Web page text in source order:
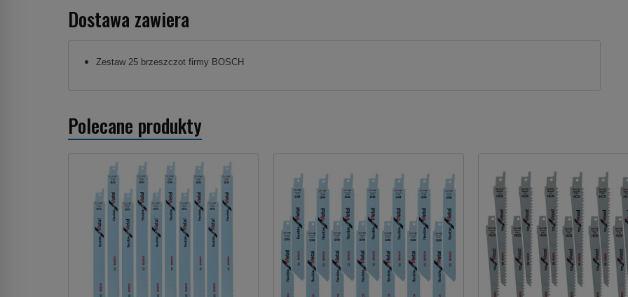
Dostawa zawiera
Zestaw 25 brzeszczot firmy BOSCH
Polecane produkty